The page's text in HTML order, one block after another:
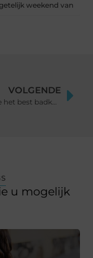
weekend van
VOLGENDE
Waar kun je het best badkamer inspiratie opdoen?
u mogelijk